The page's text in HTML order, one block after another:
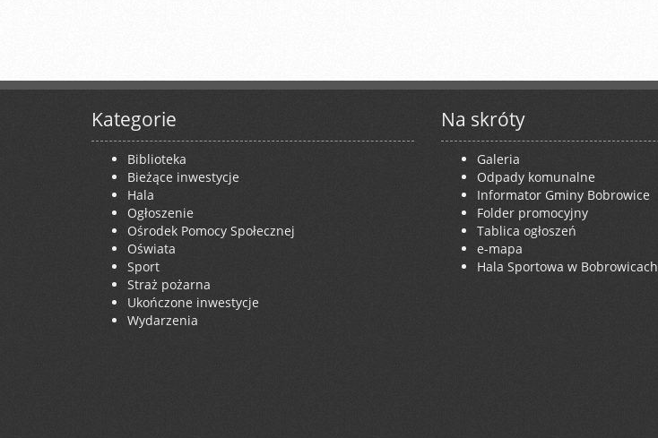
Kategorie
Biblioteka
Bieżące inwestycje
Hala
Ogłoszenie
Ośrodek Pomocy Społecznej
Oświata
Sport
Straż pożarna
Ukończone inwestycje
Wydarzenia
Na skróty
Galeria
Odpady komunalne
Informator Gminy Bobrowice
Folder promocyjny
Tablica ogłoszeń
e-mapa
Hala Sportowa w Bobrowicach